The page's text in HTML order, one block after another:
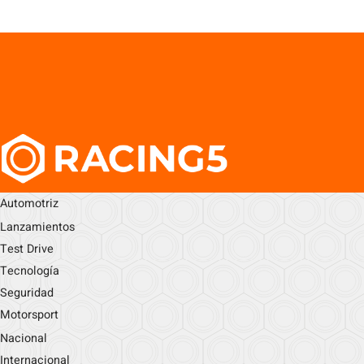
Automotriz
Lanzamientos
Test Drive
Tecnología
Seguridad
Motorsport
Nacional
Internacional